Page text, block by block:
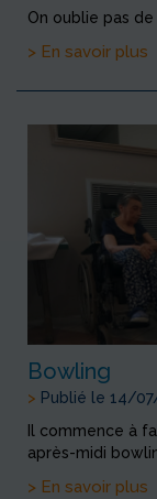
On oublie pas
> En savoir plus
Bowling
> Publié le 14/
Il commence à
après-midi
> En savoir plus